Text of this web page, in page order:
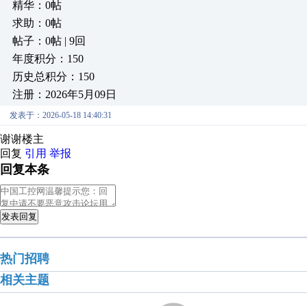
精华：0帖
求助：0帖
帖子：0帖 | 9回
年度积分：150
历史总积分：150
注册：2026年5月09日
发表于：2026-05-18 14:40:31
谢谢楼主
回复 引用 举报
回复本条
发表回复
热门招聘
相关主题